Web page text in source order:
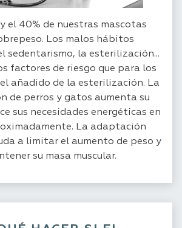
el 40% de nuestras mascotas
Los malos hábitos
sedentarismo, la esterilización...
factores de riesgo que para los
el añadido de la esterilización. La
de perros y gatos aumenta su
sus necesidades energéticas en
La adaptación
a limitar el aumento de peso y
su masa muscular.